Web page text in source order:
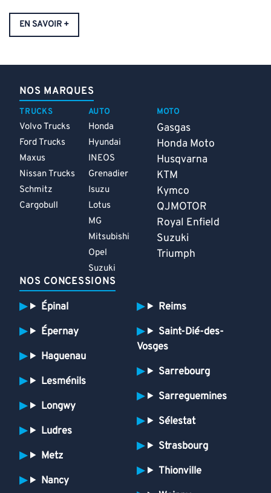
EN SAVOIR +
NOS MARQUES
TRUCKS
Volvo Trucks
Ford Trucks
Maxus
Nissan Trucks
Schmitz
Cargobull
AUTO
Honda
Hyundai
INEOS
Grenadier
Isuzu
Lotus
MG
Mitsubishi
Opel
Suzuki
MOTO
Gasgas
Honda Moto
Husqvarna
KTM
Kymco
QJMOTOR
Royal Enfield
Suzuki
Triumph
NOS CONCESSIONS
Épinal
Épernay
Haguenau
Lesménils
Longwy
Ludres
Metz
Nancy
Reims
Saint-Dié-des-
Vosges
Sarrebourg
Sarreguemines
Sélestat
Strasbourg
Thionville